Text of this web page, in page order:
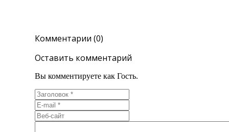
Комментарии (0)
Оставить комментарий
Вы комментируете как Гость.